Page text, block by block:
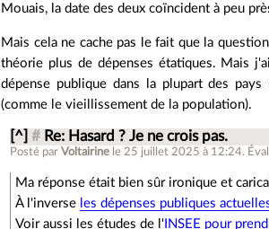
Mouais, la date des deux coïncident à peu
Mais cela ne cache pas le fait que la
théorie plus de dépenses étatiques. Mais
dépense publique dans la plupart des
(comme le vieillissement de la population).
[^] # Re: Hasard ? Je ne crois pas.
Posté par Voltairine le 25 juillet 2025 à 12:24.
Ma réponse était bien sûr ironique et
À l'inverse les dépenses publiques
Voir aussi les études de l'INSEE pour